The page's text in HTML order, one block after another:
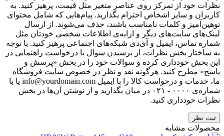
نظرات خود از تمرکز روی عناصر متغیر مثل قیمت، پرهیز کنید. به
کاربران و سایر اشخاص احترام بگذارید. پیام‌هایی که شامل محتوای
توهین‌آمیز و کلمات نامناسب باشند، حذف می‌شوند. از ارسال
لینک‌های سایت‌های دیگر و ارایه‌ی اطلاعات شخصی خودتان مثل
شماره تماس، ایمیل و آی‌دی شبکه‌های اجتماعی پرهیز کنید. با توجه
به ساختار بخش نظرات، از پرسیدن سوال یا درخواست راهنمایی در
این بخش خودداری کرده و سوالات خود را در بخش «پرسش و
پاسخ» مطرح کنید. هرگونه نقد و نظر در خصوص سایت فروشگاه
ما، خدمات و درخواست کالا را با ایمیل info@yourdomain.com یا با
شماره‌ی ۰۰۰۰ - ۰۲۱ در میان بگذارید و از نوشتن آن‌ها در بخش
نظرات خودداری کنید.
ثبت نظر
محصولات مشابه